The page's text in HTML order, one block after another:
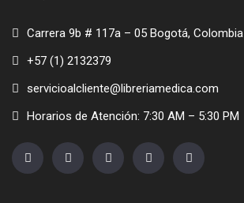
Carrera 9b # 117a – 05 Bogotá, Colombia
+57 (1) 2132379
servicioalcliente@libreriamedica.com
Horarios de Atención: 7:30 AM – 5:30 PM